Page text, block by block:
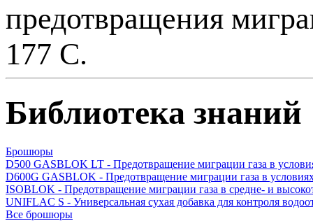
предотвращения
177 С.
Библиотека знаний
Брошюры
D500 GASBLOK LT - Предотвращение миграции газа в
D600G GASBLOK - Предотвращение миграции газа в
ISOBLOK - Предотвращение миграции газа в средне- и
UNIFLAC S - Универсальная сухая добавка для контроля
Все брошюры